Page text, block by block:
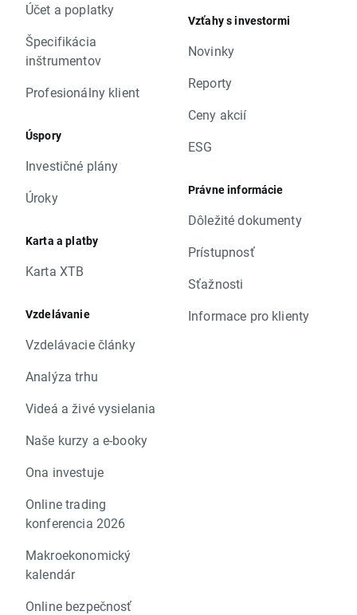
Účet a poplatky
Špecifikácia
inštrumentov
Profesionálny klient
Úspory
Investičné plány
Úroky
Karta a platby
Karta XTB
Vzdelávanie
Vzdelávacie články
Analýza trhu
Videá a živé vysielania
Naše kurzy a e-booky
Ona investuje
Online trading
konferencia 2026
Makroekonomický
kalendár
Online bezpečnosť
Vzťahy s investormi
Novinky
Reporty
Ceny akcií
ESG
Právne informácie
Dôležité dokumenty
Prístupnosť
Sťažnosti
Informace pro klienty